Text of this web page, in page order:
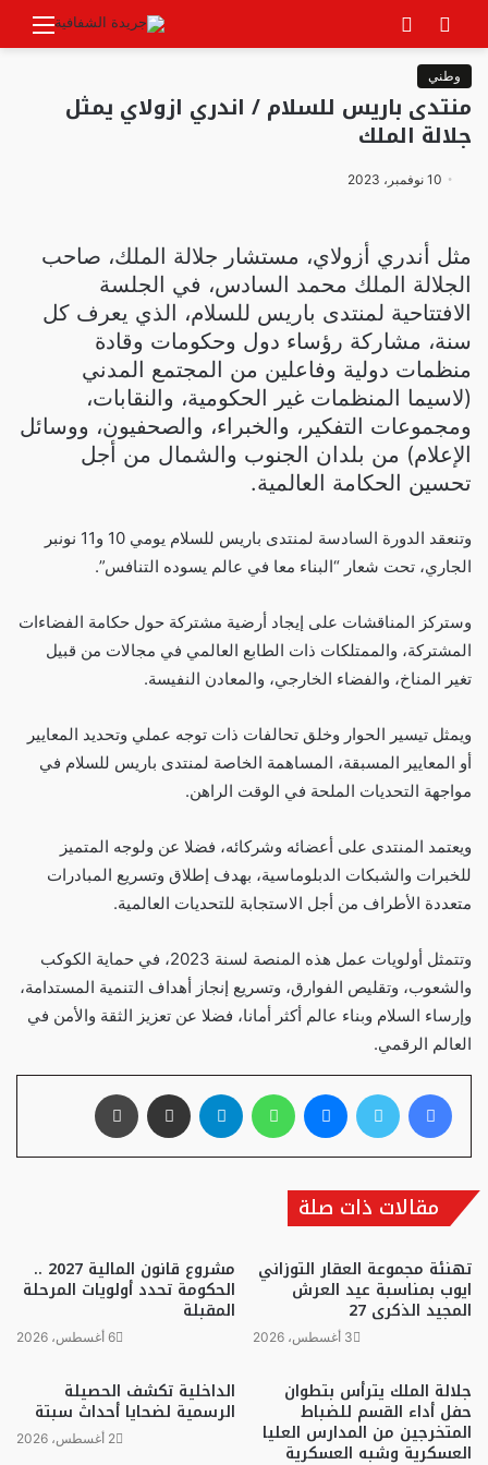
بحث
وطني
منتدى باريس للسلام / اندري ازولاي يمثل
جلالة الملك
10 نوفمبر، 2023
مثل أندري أزولاي، مستشار جلالة الملك، صاحب
الجلالة الملك محمد السادس، في الجلسة
الافتتاحية لمنتدى باريس للسلام، الذي يعرف كل
سنة، مشاركة رؤساء دول وحكومات وقادة
منظمات دولية وفاعلين من المجتمع المدني
(لاسيما المنظمات غير الحكومية، والنقابات،
ومجموعات التفكير، والخبراء، والصحفيون، ووسائل
الإعلام) من بلدان الجنوب والشمال من أجل
تحسين الحكامة العالمية.
وتنعقد الدورة السادسة لمنتدى باريس للسلام يومي 10 و11 نونبر
الجاري، تحت شعار “البناء معا في عالم يسوده التنافس”.
وستركز المناقشات على إيجاد أرضية مشتركة حول حكامة الفضاءات
المشتركة، والممتلكات ذات الطابع العالمي في مجالات من قبيل
تغير المناخ، والفضاء الخارجي، والمعادن النفيسة.
ويمثل تيسير الحوار وخلق تحالفات ذات توجه عملي وتحديد المعايير
أو المعايير المسبقة، المساهمة الخاصة لمنتدى باريس للسلام في
مواجهة التحديات الملحة في الوقت الراهن.
ويعتمد المنتدى على أعضائه وشركائه، فضلا عن ولوجه المتميز
للخبرات والشبكات الدبلوماسية، بهدف إطلاق وتسريع المبادرات
متعددة الأطراف من أجل الاستجابة للتحديات العالمية.
وتتمثل أولويات عمل هذه المنصة لسنة 2023، في حماية الكوكب
والشعوب، وتقليص الفوارق، وتسريع إنجاز أهداف التنمية المستدامة،
وإرساء السلام وبناء عالم أكثر أمانا، فضلا عن تعزيز الثقة والأمن في
العالم الرقمي.
فيسبوك تويتر ماسنجر واتساب تيلقرام مشاركة عبر البريد طباعة
مقالات ذات صلة
مشروع قانون المالية 2027 ..
الحكومة تحدد أولويات المرحلة
المقبلة
6 أغسطس، 2026
تهنئة مجموعة العقار التوزاني
ايوب بمناسبة عيد العرش
المجيد الذكرى 27
3 أغسطس، 2026
الداخلية تكشف الحصيلة
الرسمية لضحايا أحداث سبتة
2 أغسطس، 2026
جلالة الملك يترأس بتطوان
حفل أداء القسم للضباط
المتخرجين من المدارس العليا
العسكرية وشبه العسكرية